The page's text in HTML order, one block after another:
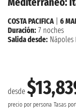
desde
precio por persona Tasas
COSTA PACIFICA| 6
Duración: 7 noches
Salida desde: Nápoles